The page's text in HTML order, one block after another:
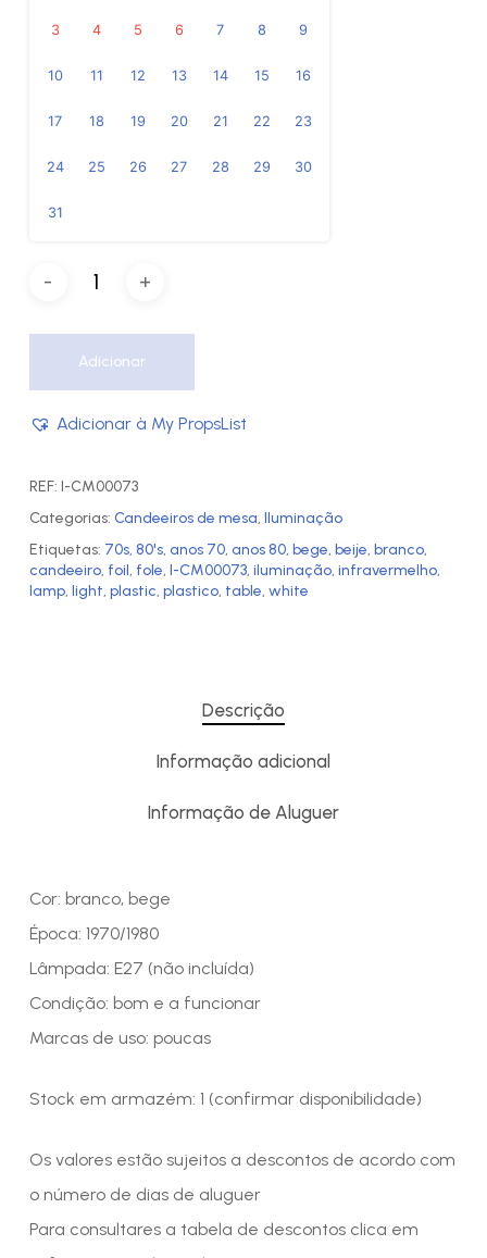
3 4 5 6 7 8 9
10 11 12 13 14 15 16
17 18 19 20 21 22 23
24 25 26 27 28 29 30
31
Adicionar
Adicionar à My PropsList
REF: I-CM00073
Categorias: Candeeiros de mesa, Iluminação
Etiquetas: 70s, 80's, anos 70, anos 80, bege, beije, branco,
candeeiro, foil, fole, I-CM00073, iluminação, infravermelho,
lamp, light, plastic, plastico, table, white
Descrição
Informação adicional
Informação de Aluguer
Cor: branco, bege
Época: 1970/1980
Lâmpada: E27 (não incluída)
Condição: bom e a funcionar
Marcas de uso: poucas
Stock em armazém: 1 (confirmar disponibilidade)
Os valores estão sujeitos a descontos de acordo com
o número de dias de aluguer
Para consultares a tabela de descontos clica em